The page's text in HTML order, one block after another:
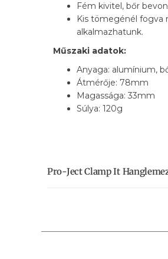
Fém kivitel, bőr
Kis tömegénél fogva
alkalmazhatunk.
Műszaki adatok:
Anyaga: alumínium,
Átmérője: 78mm
Magassága: 33mm
Súlya: 120g
Pro-Ject Clamp It